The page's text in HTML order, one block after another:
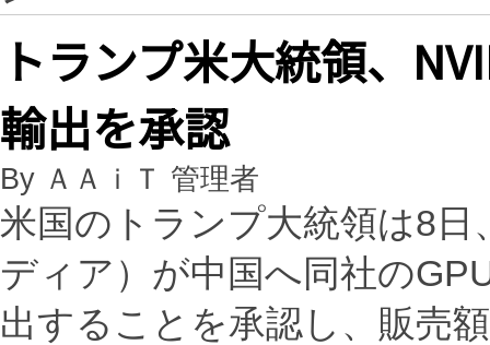
トランプ米大統領、
輸出を承認
By ＡＡｉＴ 管理者
米国のトランプ大統領は8
ディア）が中国へ同社の
出することを承認し、販売